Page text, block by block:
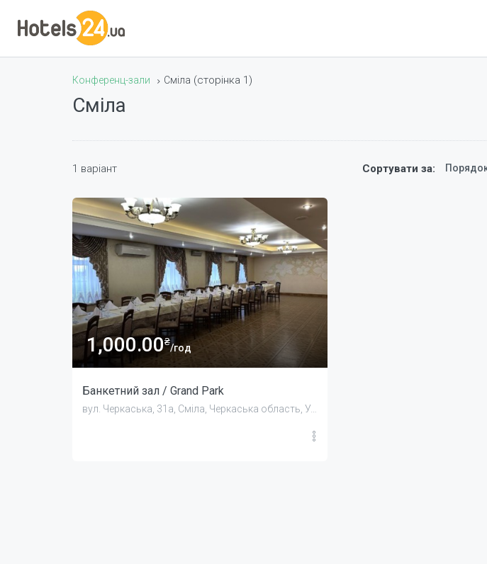
Конференц-зали Сміла (сторінка 1)
Сміла
1 варіант Сортувати за:
1,000.00₴
/год
Банкетний зал / Grand Park